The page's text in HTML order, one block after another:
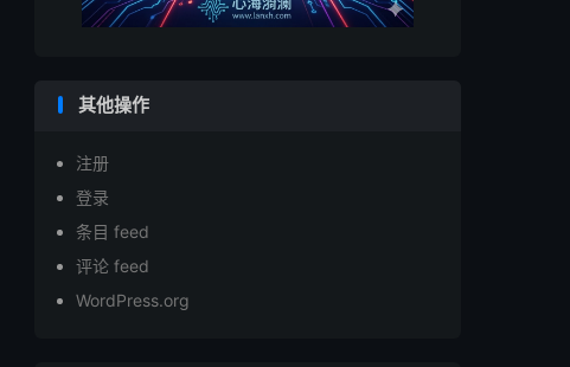
其他操作
注册
登录
条目 feed
评论 feed
WordPress.org